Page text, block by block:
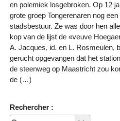
en polemiek losgebroken. Op 12
grote groep Tongerenaren nog
stadsbestuur. Ze was door hen
kop van de lijst de «veuve
A. Jacques, id. en L. Rosmeulen,
gerucht opgevangen dat het
de steenweg op Maastricht zou
de (…)
Rechercher :